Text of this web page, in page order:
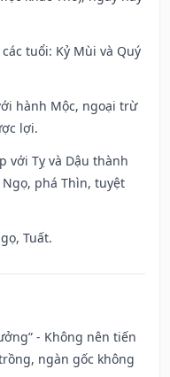
tuổi: Kỷ Mùi và Quý
hành Mộc, ngoại trừ
lợi.
với Tỵ và Dậu thành
phá Thìn, tuyệt
Tuất.
- Không nên tiến
ngàn gốc không